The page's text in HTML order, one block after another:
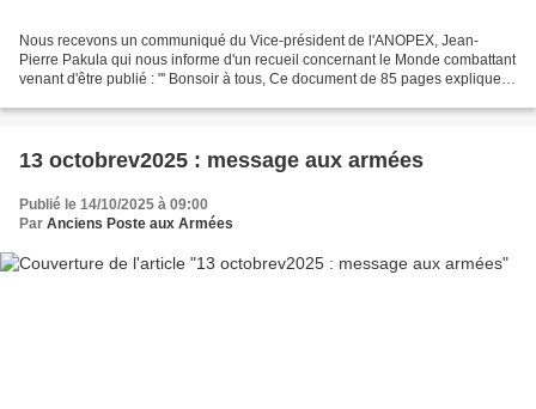
Nous recevons un communiqué du Vice-président de l'ANOPEX, Jean-
Pierre Pakula qui nous informe d'un recueil concernant le Monde combattant
venant d'être publié : "' Bonsoir à tous, Ce document de 85 pages explique
13 octobrev2025 : message aux armées
Publié le 14/10/2025 à 09:00
Par Anciens Poste aux Armées